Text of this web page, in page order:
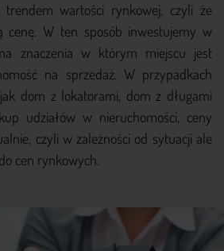
wartości rynkowej, czyli że
cenę. W ten sposób inwestujemy w
znaczenia w którym miejscu jest
na sprzedaż. W przypadkach
dom z lokatorami, dom z długami
udziałów w nieruchomości, ceny
czyli w zależności od sytuacji ale
cen rynkowych.